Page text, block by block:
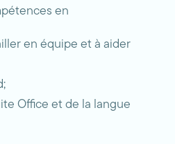
en
en équipe et à aider
Office et de la langue